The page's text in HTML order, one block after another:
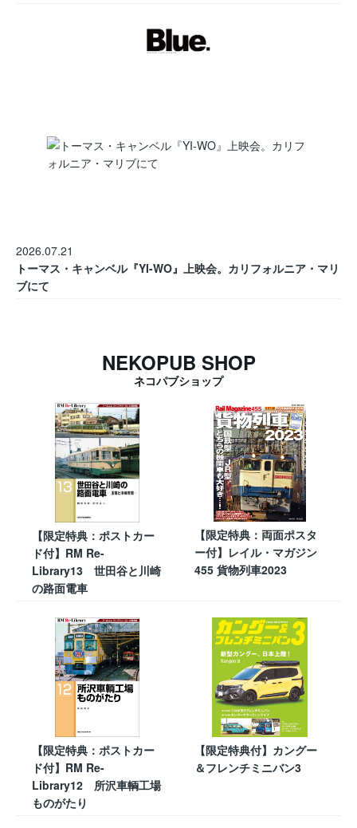
2026.07.21
トーマス・キャンベル『YI-WO』上映会。カリフォルニア・マリ
ブにて
NEKOPUB SHOP
ネコパブショップ
【限定特典：ポストカー
ド付】RM Re-
Library13 世田谷と川崎
の路面電車
【限定特典：両面ポスタ
ー付】レイル・マガジン
455 貨物列車2023
【限定特典：ポストカー
ド付】RM Re-
Library12 所沢車輌工場
ものがたり
【限定特典付】カングー
＆フレンチミニバン3